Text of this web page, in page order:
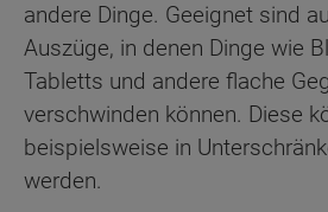
andere Dinge. Geeignet sind
Auszüge, in denen Dinge wie
Tabletts und andere flache
verschwinden können. Diese
beispielsweise in
werden.